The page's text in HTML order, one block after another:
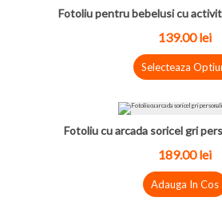
Fotoliu pentru bebelusi cu
139.00lei
Selecteaza
Fotoliu cu arcada soricel gri
189.00lei
Adauga In Cos